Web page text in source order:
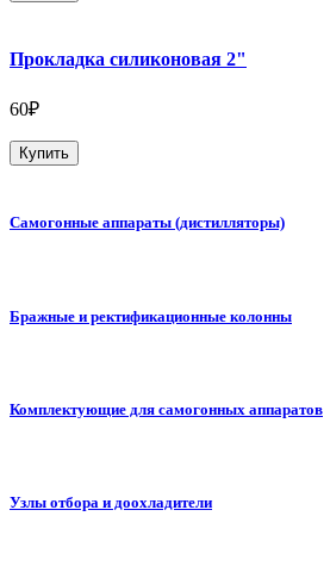
Прокладка силиконовая 2"
60₽
Купить
Самогонные аппараты (дистилляторы)
Бражные и ректификационные колонны
Комплектующие для самогонных аппаратов
Узлы отбора и доохладители